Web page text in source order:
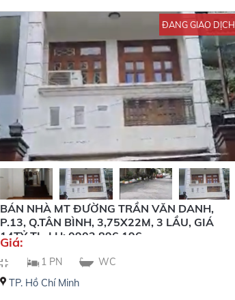
ĐANG GIAO DỊCH
BÁN NHÀ MT ĐƯỜNG TRẦN VĂN DANH,
P.13, Q.TÂN BÌNH, 3,75X22M, 3 LẦU, GIÁ
14TỶ TL, LH: 0902 896 196
Giá:
1 PN
WC
TP. Hồ Chí Minh